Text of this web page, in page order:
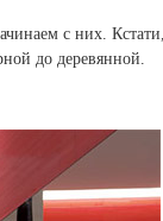
с них. Кстати,
до деревянной.